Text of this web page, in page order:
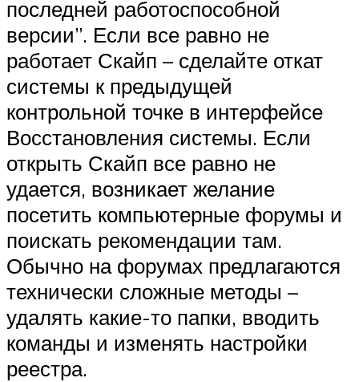
последней работоспособной
версии”. Если все равно не
работает Скайп – сделайте откат
системы к предыдущей
контрольной точке в интерфейсе
Восстановления системы. Если
открыть Скайп все равно не
удается, возникает желание
посетить компьютерные форумы и
поискать рекомендации там.
Обычно на форумах предлагаются
технически сложные методы –
удалять какие-то папки, вводить
команды и изменять настройки
реестра.